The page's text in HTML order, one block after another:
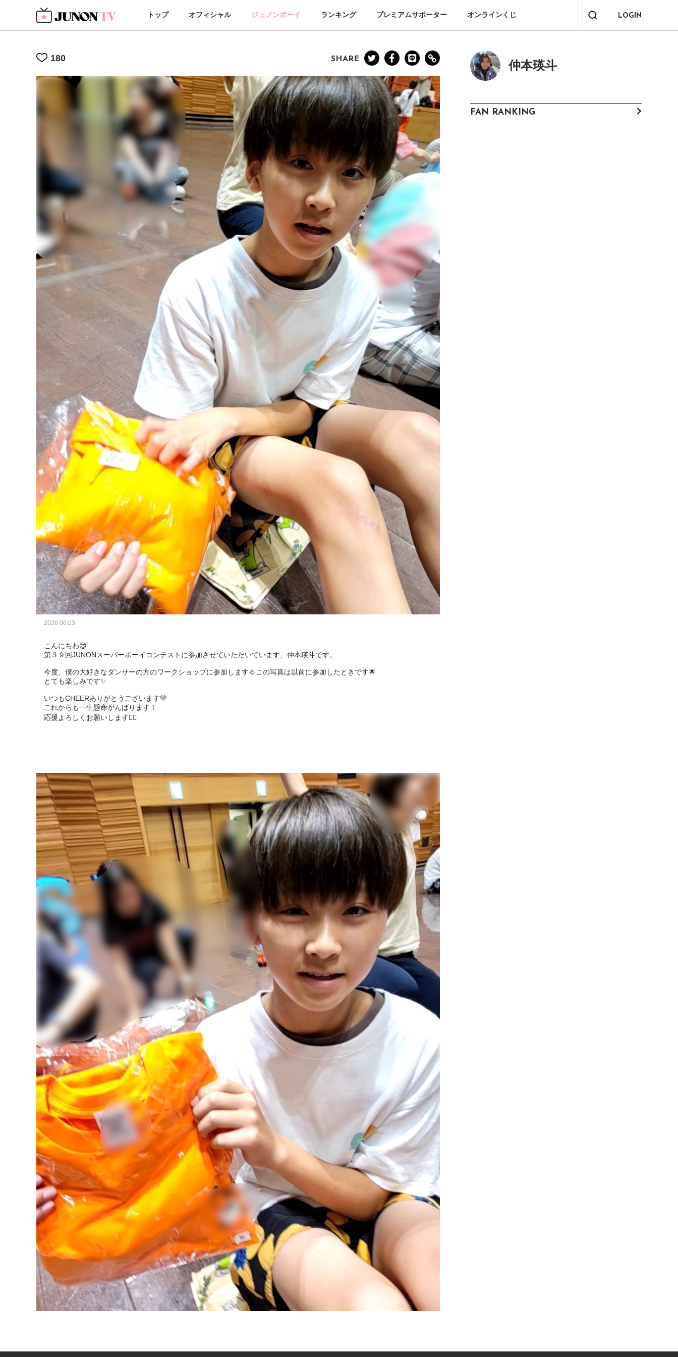
LOGIN
トップ オフィシャル ジュノンボーイ ランキング プレミアムサポーター オンラインくじ
180 SHARE 仲本瑛斗
2026.06.03
こんにちわ😊
第３９回JUNONスーパーボーイコンテストに参加させていただいています、仲本瑛斗です。
今度、僕の大好きなダンサーの方のワークショップに参加します☺️この写真は以前に参加したときです🌟
とても楽しみです✨️
いつもCHEERありがとうございます💛
これからも一生懸命がんばります！
応援よろしくお願いします🙇‍♂️
FAN RANKING